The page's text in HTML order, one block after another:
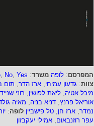
המפרסם: לופה משרד:
, No, Yes
צוות: גדעון עמיחי, ארז הדר, תום
מיכל אטיה, ליאת לפושין, רוני
אוריאל פרנץ, דניא בניה, מאיה
נמדר, ארז חן, טל פישביין לופה:
עפר רוזנבאום, אמילי יעקבזון